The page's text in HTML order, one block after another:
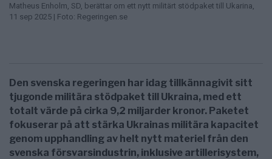
Matheus Enholm, SD, berättar om ett nytt militärt stödpaket till Ukarina,
11 sep 2025 | Foto: Regeringen.se
Den svenska regeringen har idag tillkännagivit sitt
tjugonde militära stödpaket till Ukraina, med ett
totalt värde på cirka 9,2 miljarder kronor. Paketet
fokuserar på att stärka Ukrainas militära kapacitet
genom upphandling av helt nytt materiel från den
svenska försvarsindustrin, inklusive artillerisystem,